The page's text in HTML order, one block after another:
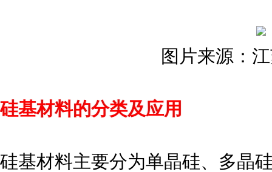
图片来源：
硅基材料的分类及应用
硅基材料主要分为单晶硅、多晶